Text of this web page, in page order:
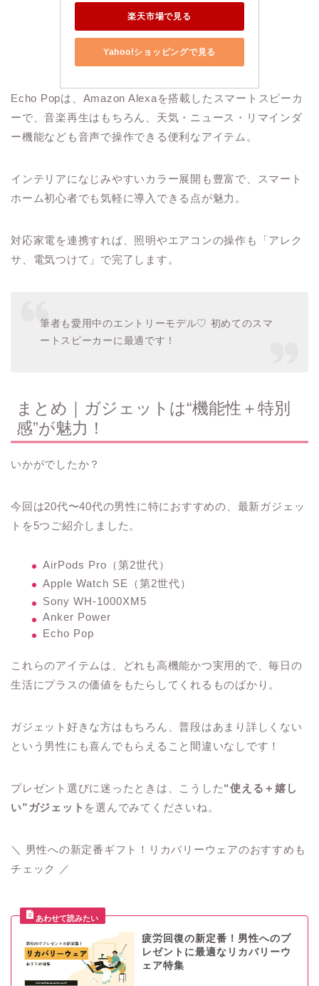
楽天市場で見る
Yahoo!ショッピングで見る
Echo Popは、Amazon Alexaを搭載したスマートスピーカ
ーで、音楽再生はもちろん、天気・ニュース・リマインダ
ー機能なども音声で操作できる便利なアイテム。
インテリアになじみやすいカラー展開も豊富で、スマート
ホーム初心者でも気軽に導入できる点が魅力。
対応家電を連携すれば、照明やエアコンの操作も「アレク
サ、電気つけて」で完了します。
筆者も愛用中のエントリーモデル♡ 初めてのスマ
ートスピーカーに最適です！
まとめ｜ガジェットは“機能性＋特別
感”が魅力！
いかがでしたか？
今回は20代〜40代の男性に特におすすめの、最新ガジェッ
トを5つご紹介しました。
AirPods Pro（第2世代）
Apple Watch SE（第2世代）
Sony WH-1000XM5
Anker Power
Echo Pop
これらのアイテムは、どれも高機能かつ実用的で、毎日の
生活にプラスの価値をもたらしてくれるものばかり。
ガジェット好きな方はもちろん、普段はあまり詳しくない
という男性にも喜んでもらえること間違いなしです！
プレゼント選びに迷ったときは、こうした“使える＋嬉し
い”ガジェット を選んでみてくださいね。
＼ 男性への新定番ギフト！リカバリーウェアのおすすめも
チェック ／
疲労回復の新定番！男性へのプ
レゼントに最適なリカバリーウ
ェア特集